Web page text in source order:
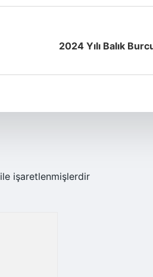
2024 Yılı Balık
ile işaretlenmişlerdir